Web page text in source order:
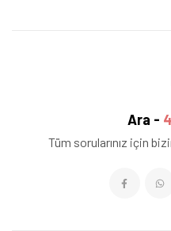
Ara -
Tüm sorularınız için